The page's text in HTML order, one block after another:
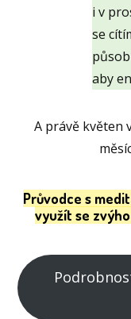
i v
se
aby
A právě květen
Průvodce s
využít se